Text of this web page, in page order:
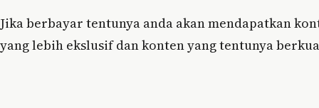
Jika berbayar tentunya anda akan mendapatkan
yang lebih ekslusif dan konten yang tentunya